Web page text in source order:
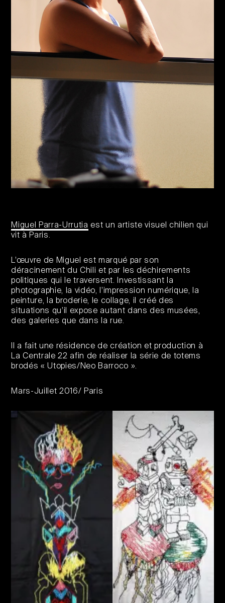
Miguel Parra-Urrutia est un artiste visuel chilien qui
vit à Paris.
L’œuvre de Miguel est marqué par son
déracinement du Chili et par les déchirements
politiques qui le traversent. Investissant la
photographie, la vidéo, l’impression numérique, la
peinture, la broderie, le collage, il créé des
situations qu’il expose autant dans des musées,
des galeries que dans la rue.
Il a fait une résidence de création et production à
La Centrale 22 afin de réaliser la série de totems
brodés « Utopies/Neo Barroco ».
Mars-Juillet 2016/ Paris